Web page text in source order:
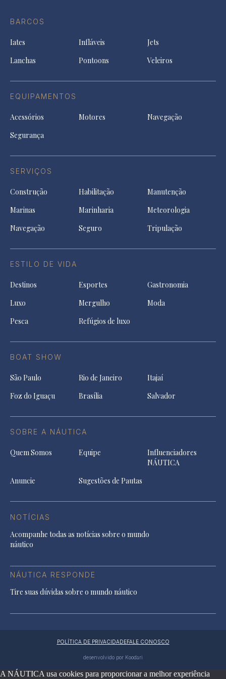
BARCOS
Iates Infláveis
Jets
Lanchas
Pontoons Veleiros
EQUIPAMENTOS
Acessórios Motores
Navegação
Segurança
SERVIÇOS
Construção Habilitação
Manutenção
Marinas
Marinharia
Meteorologia
Navegação
Seguro Tripulação
ESTILO DE VIDA
Destinos Esportes
Gastronomia
Luxo
Mergulho
Moda
Pesca
Refúgios de luxo
BOAT SHOW
São Paulo Rio de Janeiro
Itajaí
Foz do Iguaçu
Brasília Salvador
SOBRE A NÁUTICA
Quem Somos Equipe
Influenciadores
NÁUTICA
Anuncie
Sugestões de Pautas
NOTÍCIAS
Acompanhe todas as notícias sobre o mundo
náutico
NÁUTICA RESPONDE
Tire suas dúvidas sobre o mundo náutico
POLÍTICA DE PRIVACIDADEFALE CONOSCO
desenvolvido por Koodari
A NÁUTICA usa cookies para proporcionar a melhor experiência